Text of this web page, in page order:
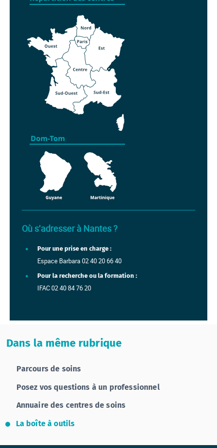
Où s’adresser à Nantes ?
Pour une prise en charge :
Espace Barbara 02 40 20 66 40
Pour la recherche ou la formation :
IFAC 02 40 84 76 20
Dans la même rubrique
Parcours de soins
Posez vos questions à un professionnel
Annuaire des centres de soins
La boîte à outils